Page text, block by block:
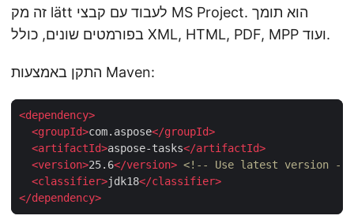
זה מק lätt לעבוד עם קבצי MS Project. הוא תומך
בפורמטים שונים, כולל XML, HTML, PDF, MPP ועוד.
התקן באמצעות Maven:
<dependency>
<groupId>com.aspose</groupId>
<artifactId>aspose-tasks</artifactId>
<version>25.6</version> <!-- Use latest version -->
<classifier>jdk18</classifier>
</dependency>